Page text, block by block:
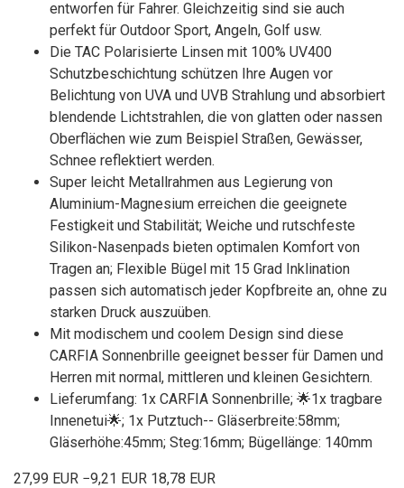
entworfen für Fahrer. Gleichzeitig sind sie auch
perfekt für Outdoor Sport, Angeln, Golf usw.
Die TAC Polarisierte Linsen mit 100% UV400
Schutzbeschichtung schützen Ihre Augen vor
Belichtung von UVA und UVB Strahlung und absorbiert
blendende Lichtstrahlen, die von glatten oder nassen
Oberflächen wie zum Beispiel Straßen, Gewässer,
Schnee reflektiert werden.
Super leicht Metallrahmen aus Legierung von
Aluminium-Magnesium erreichen die geeignete
Festigkeit und Stabilität; Weiche und rutschfeste
Silikon-Nasenpads bieten optimalen Komfort von
Tragen an; Flexible Bügel mit 15 Grad Inklination
passen sich automatisch jeder Kopfbreite an, ohne zu
starken Druck auszuüben.
Mit modischem und coolem Design sind diese
CARFIA Sonnenbrille geeignet besser für Damen und
Herren mit normal, mittleren und kleinen Gesichtern.
Lieferumfang: 1x CARFIA Sonnenbrille; 🌟1x tragbare
Innenetui🌟; 1x Putztuch-- Gläserbreite:58mm;
Gläserhöhe:45mm; Steg:16mm; Bügellänge: 140mm
27,99 EUR −9,21 EUR 18,78 EUR